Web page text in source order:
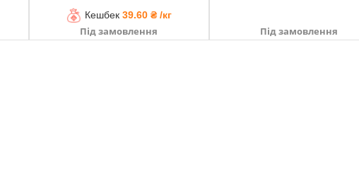
Кешбек 39.60 ₴ /кг
Під замовлення Під замовлення